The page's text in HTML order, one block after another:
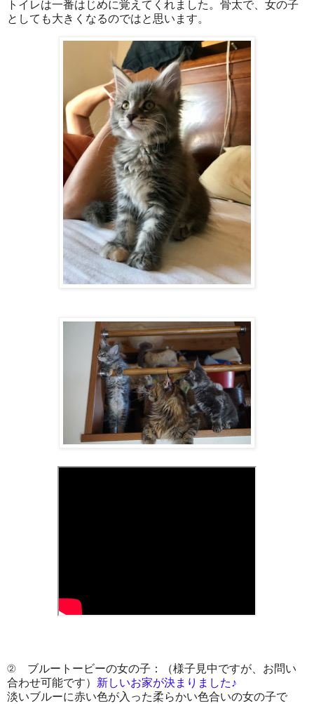
トイレは一番はじめに覚えてくれました。骨太で、女の子
としても大きくなるのではと思います。
② ブルートービーの女の子：（様子見中ですが、お問い
合わせ可能です） 新しいお家が決まりました♪
淡いブルーに赤い色が入った柔らかい色合いの女の子で